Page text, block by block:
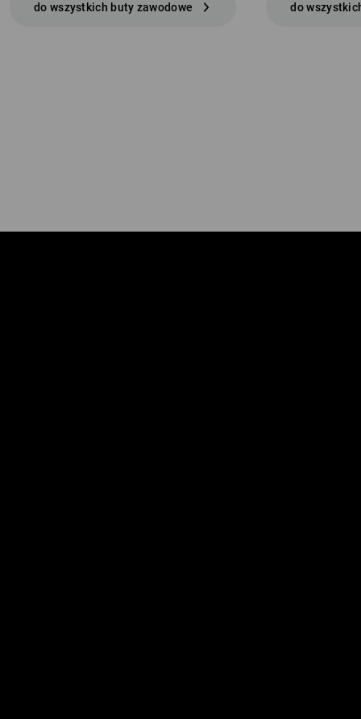
do wszystkich buty zawodowe do